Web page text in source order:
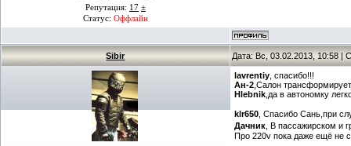
Репутация: 17 ±
Статус: Оффлайн
Sibir Дата: Вс, 03.02.2013, 10:58 |
lavrentiy , спасибо!!!
Ан-2 ,Салон
Hlebnik ,да в автономку
klr650 , Спасибо Сань,при
Дачник , В пассажирском и
Про 220v пока даже ещё не